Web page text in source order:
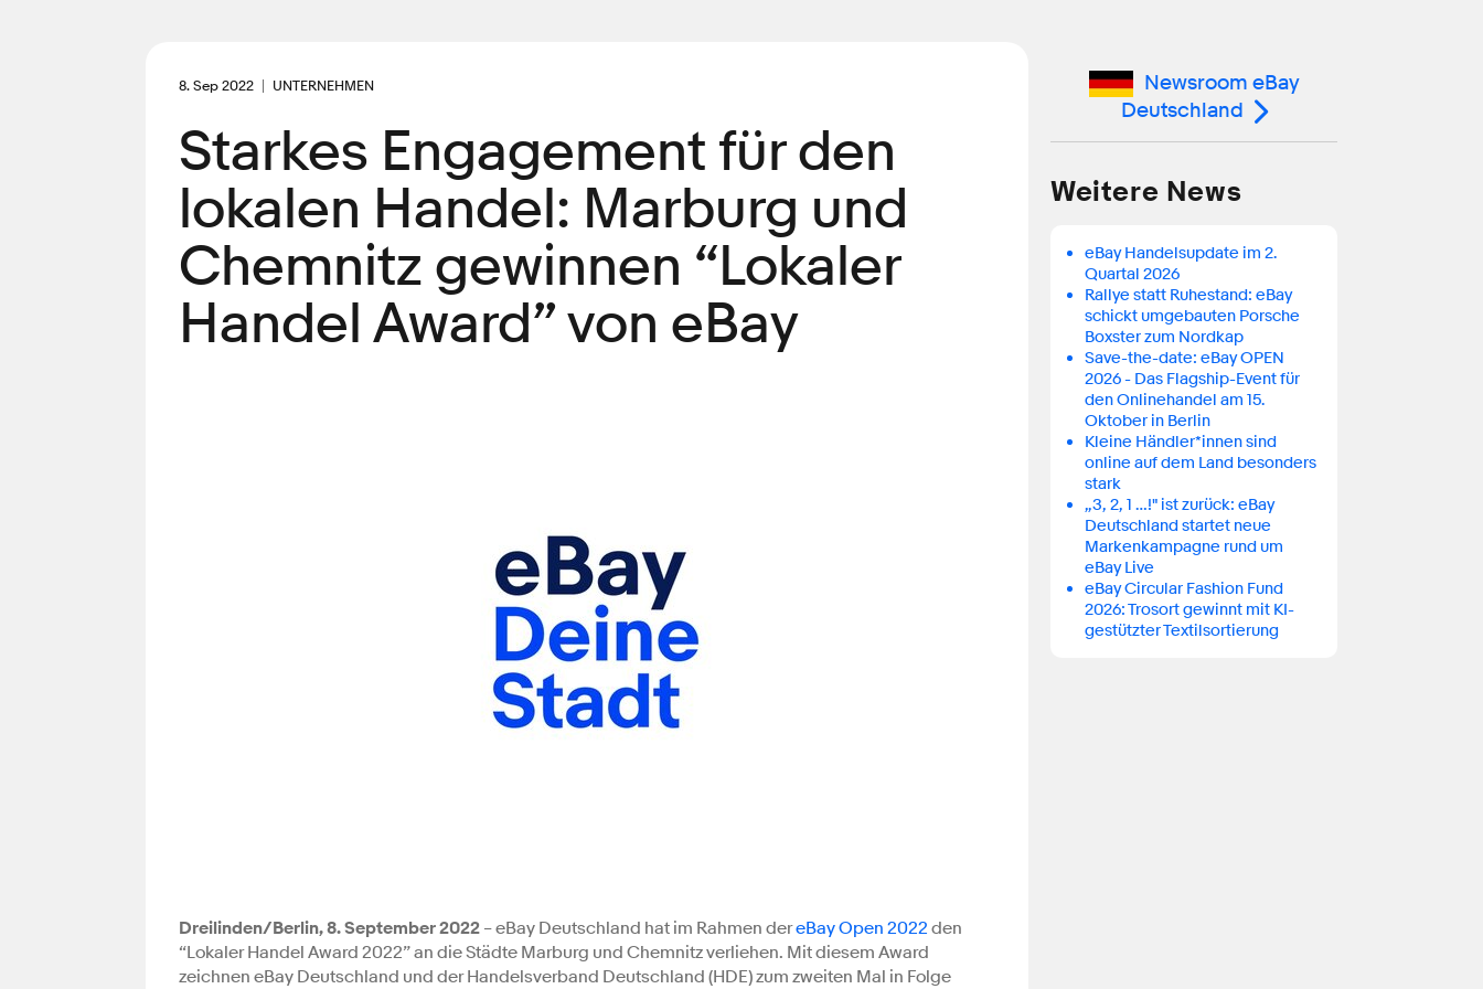
8. Sep 2022 UNTERNEHMEN
Starkes Engagement für den
lokalen Handel: Marburg und
Chemnitz gewinnen “Lokaler
Handel Award” von eBay
Dreilinden/Berlin, 8. September 2022 – eBay Deutschland hat im Rahmen dereBay Open 2022 den
“Lokaler Handel Award 2022” an die Städte Marburg und Chemnitz verliehen. Mit diesem Award
zeichnen eBay Deutschland und der Handelsverband Deutschland (HDE) zum zweiten Mal in Folge
Newsroom eBay
Deutschland
Weitere News
eBay Handelsupdate im 2.
Quartal 2026
Rallye statt Ruhestand: eBay
schickt umgebauten Porsche
Boxster zum Nordkap
Save-the-date: eBay OPEN
2026 - Das Flagship-Event für
den Onlinehandel am 15.
Oktober in Berlin
Kleine Händler*innen sind
online auf dem Land besonders
stark
„3, 2, 1 …!" ist zurück: eBay
Deutschland startet neue
Markenkampagne rund um
eBay Live
eBay Circular Fashion Fund
2026: Trosort gewinnt mit KI-
gestützter Textilsortierung